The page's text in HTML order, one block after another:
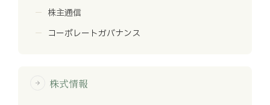
株主通信
コーポレートガバナンス
arrow_forward 株式情報